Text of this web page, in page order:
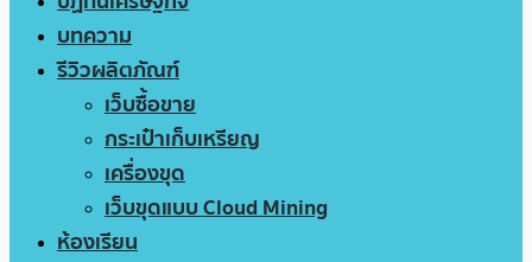
บทความ
รีวิวผลิตภัณฑ์
เว็บซื้อขาย
กระเป๋าเก็บเหรียญ
เครื่องขุด
เว็บขุดแบบ Cloud Mining
ห้องเรียน